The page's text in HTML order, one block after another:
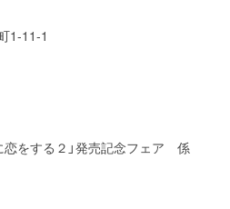
1-11-1
恋をする２」発売記念フェア 係